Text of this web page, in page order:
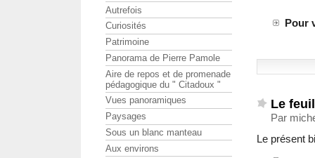
Pour
Le
Par
Le présent
Autrefois
Curiosités
Patrimoine
Panorama de Pierre Pamole
Aire de repos et de promenade
pédagogique du " Citadoux "
Vues panoramiques
Paysages
Sous un blanc manteau
Aux environs